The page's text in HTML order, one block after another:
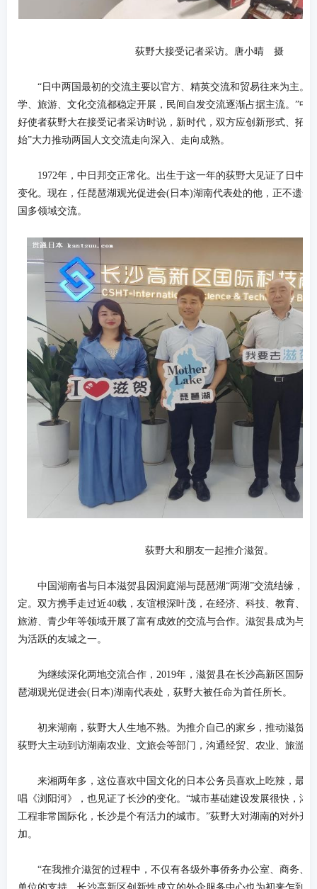
荻野大接受记者采访。唐小晴 摄
“日中两国最初的交流主要以官方、精英交流和贸易往来为主。
学、旅游、文化交流都稳定开展，民间自发交流逐渐占据主流。”中
好使者荻野大在接受记者采访时说，新时代，双方应创新形式、拓
始”大力推动两国人文交流走向深入、走向成熟。
1972年，中日邦交正常化。出生于这一年的荻野大见证了日中
变化。现在，任琵琶湖观光促进会(日本)湖南代表处的他，正不遗余
国多领域交流。
荻野大和朋友一起推介滋贺。
中国湖南省与日本滋贺县因洞庭湖与琵琶湖“两湖”交流结缘，
定。双方携手走过近40载，友谊根深叶茂，在经济、科技、教育、
旅游、青少年等领域开展了富有成效的交流与合作。滋贺县成为与
为活跃的友城之一。
为继续深化两地交流合作，2019年，滋贺县在长沙高新区国际
琶湖观光促进会(日本)湖南代表处，荻野大被任命为首任所长。
初来湖南，荻野大人生地不熟。为推介自己的家乡，推动滋贺
荻野大主动到访湖南农业、文旅会等部门，沟通经贸、农业、旅游
来湘两年多，这位喜欢中国文化的日本公务员喜欢上吃辣，最
唱《浏阳河》，也见证了长沙的变化。“城市基础建设发展很快，湘
工程非常国际化，长沙是个有活力的城市。”荻野大对湖南的对外开
加。
“在我推介滋贺的过程中，不仅有各级外事侨务办公室、商务、